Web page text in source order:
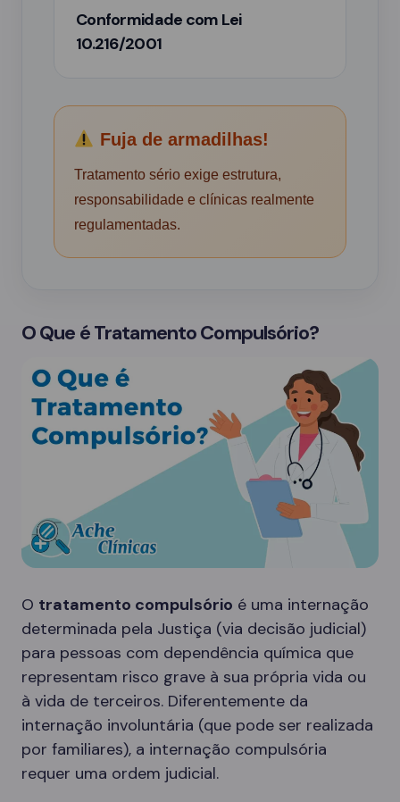
Conformidade com Lei
10.216/2001
Fuja de armadilhas!
Tratamento sério exige estrutura,
responsabilidade e clínicas realmente
regulamentadas.
O Que é Tratamento Compulsório?
O tratamento compulsório é uma internação
determinada pela Justiça (via decisão judicial)
para pessoas com dependência química que
representam risco grave à sua própria vida ou
à vida de terceiros. Diferentemente da
internação involuntária (que pode ser realizada
por familiares), a internação compulsória
requer uma ordem judicial.